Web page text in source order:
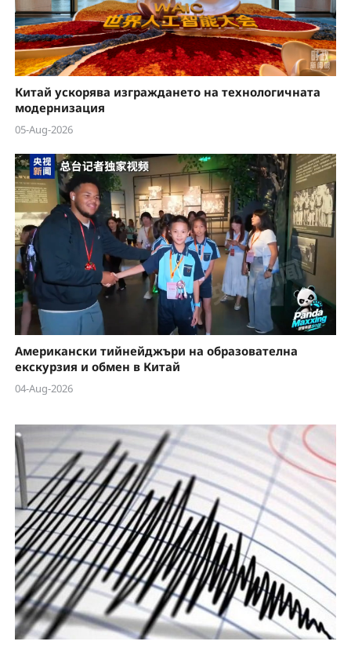
Китай ускорява изграждането на технологичната
модернизация
05-Aug-2026
Американски тийнейджъри на образователна
екскурзия и обмен в Китай
04-Aug-2026